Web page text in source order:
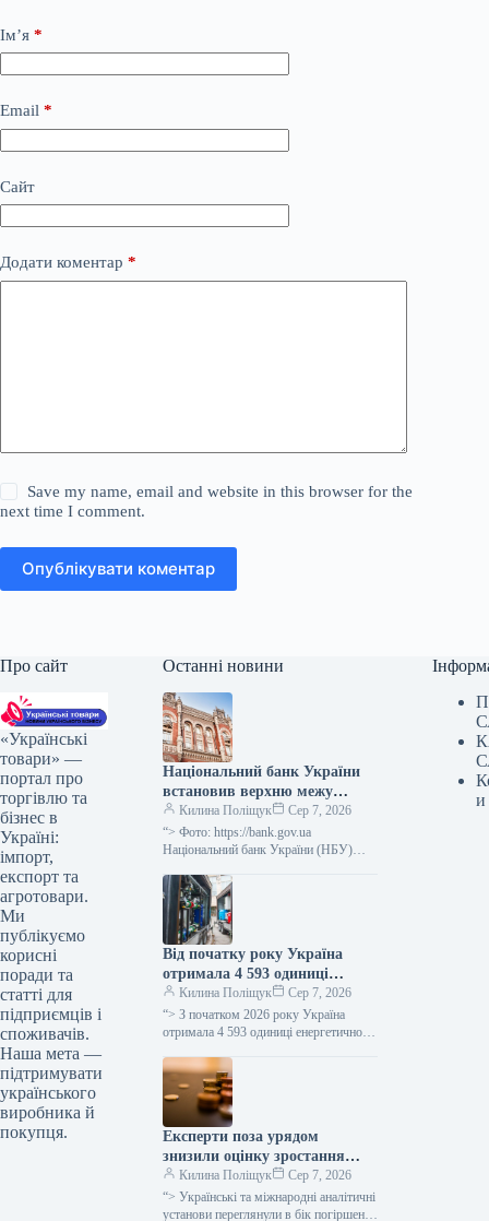
Ім’я *
Email *
Сайт
Додати коментар *
Save my name, email and website in this browser for the
next time I comment.
Опублікувати коментар
Про сайт
«Українські
товари» —
портал про
торгівлю та
бізнес в
Україні:
імпорт,
експорт та
агротовари.
Ми
публікуємо
корисні
поради та
статті для
підприємців і
споживачів.
Наша мета —
підтримувати
українського
виробника й
покупця.
Останні новини
Національний банк України
встановив верхню межу
відсоткової ставки за
тримісячними депозитними
сертифікатами, яка не
плюс 3,5 процентних пункти.
Килина Поліщук
Сер 7, 2026
“> Фото: https://bank.gov.ua
Національний банк України (НБУ)
тримісячними обмеженими
депозитними сертифікатами, який
дорівнює обліковій ставці плюс…
Від початку року Україна
отримала 4 593 одиниці
енергетичного обладнання, ще
1 206 очікується.
Килина Поліщук
Сер 7, 2026
“> З початком 2026 року Україна
отримала 4 593 одиниці енергетичного
трансформатори, блочно-модульні
котельні (БМК), когенераційні
установки…
Експерти поза урядом
знизили оцінку зростання
української економіки на 2026
рік з 2,4% до 1,1% через
затяжну війну.
Килина Поліщук
Сер 7, 2026
“> Українські та міжнародні аналітичні
установи переглянули в бік погіршення
и